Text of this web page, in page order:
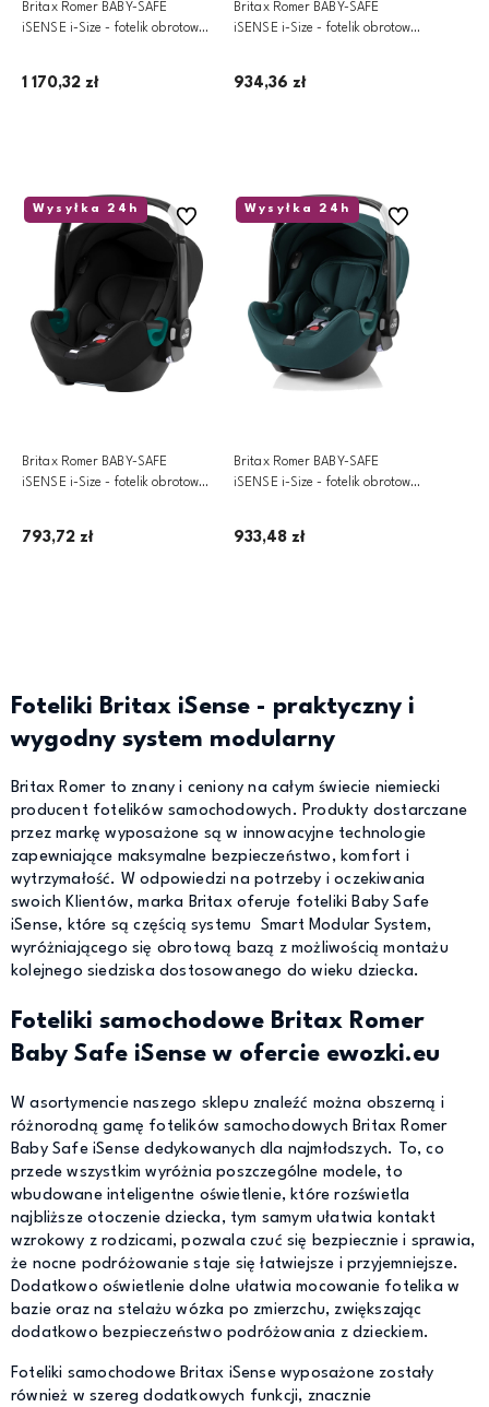
Britax Romer BABY-SAFE
iSENSE i-Size - fotelik obrotowy
1 170,32 zł
Britax Romer BABY-SAFE
iSENSE i-Size - fotelik obrotowy
934,36 zł
Wysyłka 24h
Britax Romer BABY-SAFE
iSENSE i-Size - fotelik obrotowy
793,72 zł
Do ulubionych
Wysyłka 24h
Britax Romer BABY-SAFE
iSENSE i-Size - fotelik obrotowy
933,48 zł
Do ulubionych
Foteliki Britax iSense - praktyczny i
wygodny system modularny
Britax Romer to znany i ceniony na całym świecie niemiecki
producent fotelików samochodowych. Produkty dostarczane
przez markę wyposażone są w innowacyjne technologie
zapewniające maksymalne bezpieczeństwo, komfort i
wytrzymałość. W odpowiedzi na potrzeby i oczekiwania
swoich Klientów, marka Britax oferuje foteliki Baby Safe
iSense, które są częścią systemu Smart Modular System,
wyróżniającego się obrotową bazą z możliwością montażu
kolejnego siedziska dostosowanego do wieku dziecka.
Foteliki samochodowe Britax Romer
Baby Safe iSense w ofercie ewozki.eu
W asortymencie naszego sklepu znaleźć można obszerną i
różnorodną gamę fotelików samochodowych Britax Romer
Baby Safe iSense dedykowanych dla najmłodszych. To, co
przede wszystkim wyróżnia poszczególne modele, to
wbudowane inteligentne oświetlenie, które rozświetla
najbliższe otoczenie dziecka, tym samym ułatwia kontakt
wzrokowy z rodzicami, pozwala czuć się bezpiecznie i sprawia,
że nocne podróżowanie staje się łatwiejsze i przyjemniejsze.
Dodatkowo oświetlenie dolne ułatwia mocowanie fotelika w
bazie oraz na stelażu wózka po zmierzchu, zwiększając
dodatkowo bezpieczeństwo podróżowania z dzieckiem.
Foteliki samochodowe Britax iSense wyposażone zostały
również w szereg dodatkowych funkcji, znacznie